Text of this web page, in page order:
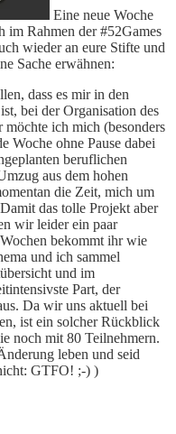
Eine neue Woche
im Rahmen der #52Games
wieder an eure Stifte und
Sache erwähnen:
dass es mir in den
bei der Organisation des
ich mich (besonders
Woche ohne Pause dabei
beruflichen
aus dem hohen
die Zeit, mich um
das tolle Projekt aber
wir leider ein paar
bekommt ihr wie
und ich sammel
und im
Part, der
Da wir uns aktuell bei
ist ein solcher Rückblick
noch mit 80 Teilnehmern.
leben und seid
GTFO! ;-) )